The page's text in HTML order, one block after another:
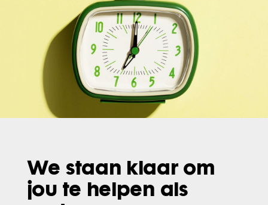
We staan klaar om
jou te helpen als